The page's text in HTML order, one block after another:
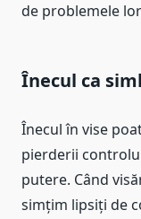
de problemele
Înecul ca
Înecul în vise
pierderii
putere. Când
simțim lipsiți de